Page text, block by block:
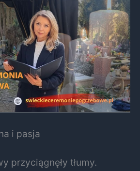
i pasja
przyciągnęły tłumy.